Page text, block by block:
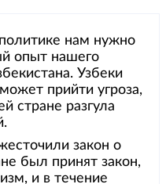
нам нужно
опыт нашего
Узбеки
прийти угроза,
стране разгула
закон о
был принят закон,
и в течение